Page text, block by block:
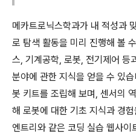
메카트로닉스학과가 내 적성과
로 탐색 활동을 미리 진행해 볼
스, 기계공학, 로봇, 전기제어 등
분야에 관한 지식을 얻을 수 있
봇 키트를 조립해 보며, 센서의
해 로봇에 대한 기초 지식과 경
엔트리와 같은 코딩 실습 웹사